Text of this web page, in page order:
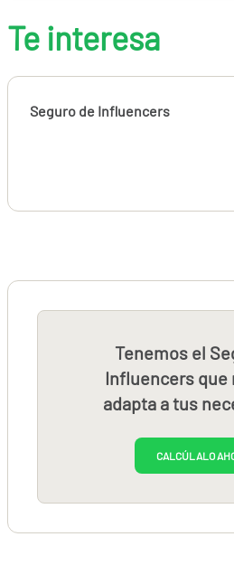
Te interesa
Seguro de Influencers
Tenemos el
Influencers que
adapta a tus
CALCÚLALO